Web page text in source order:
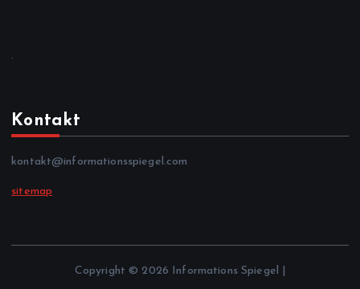
.
Kontakt
kontakt@informationsspiegel.com
sitemap
Copyright © 2026 Informations Spiegel |